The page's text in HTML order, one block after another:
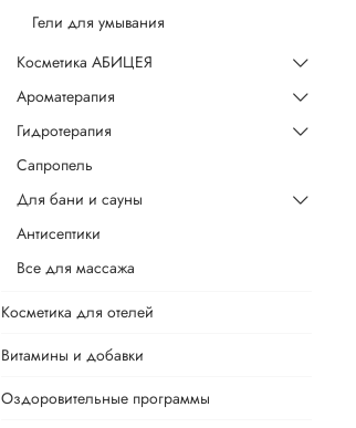
Гели для умывания
Косметика АБИЦЕЯ
Ароматерапия
Гидротерапия
Сапропель
Для бани и сауны
Антисептики
Все для массажа
Косметика для отелей
Витамины и добавки
Оздоровительные программы